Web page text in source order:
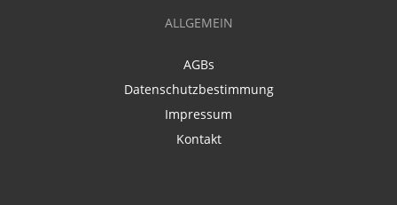
ALLGEMEIN
AGBs
Datenschutzbestimmung
Impressum
Kontakt